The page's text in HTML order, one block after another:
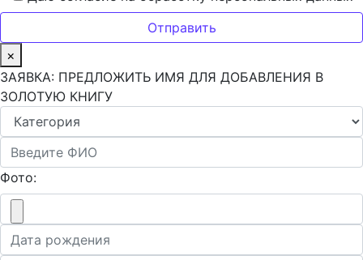
×
ЗАЯВКА: ПРЕДЛОЖИТЬ ИМЯ ДЛЯ ДОБАВЛЕНИЯ В
ЗОЛОТУЮ КНИГУ
Фото: